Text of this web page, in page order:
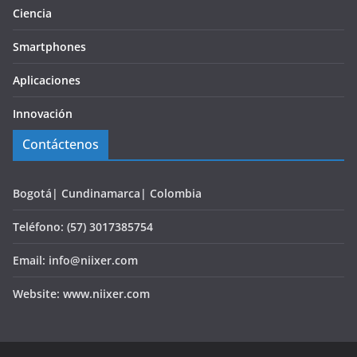
Ciencia
Smartphones
Aplicaciones
Innovación
Contáctenos
Bogotá| Cundinamarca| Colombia
Teléfono: (57) 3017385754
Email: info@niixer.com
Website: www.niixer.com